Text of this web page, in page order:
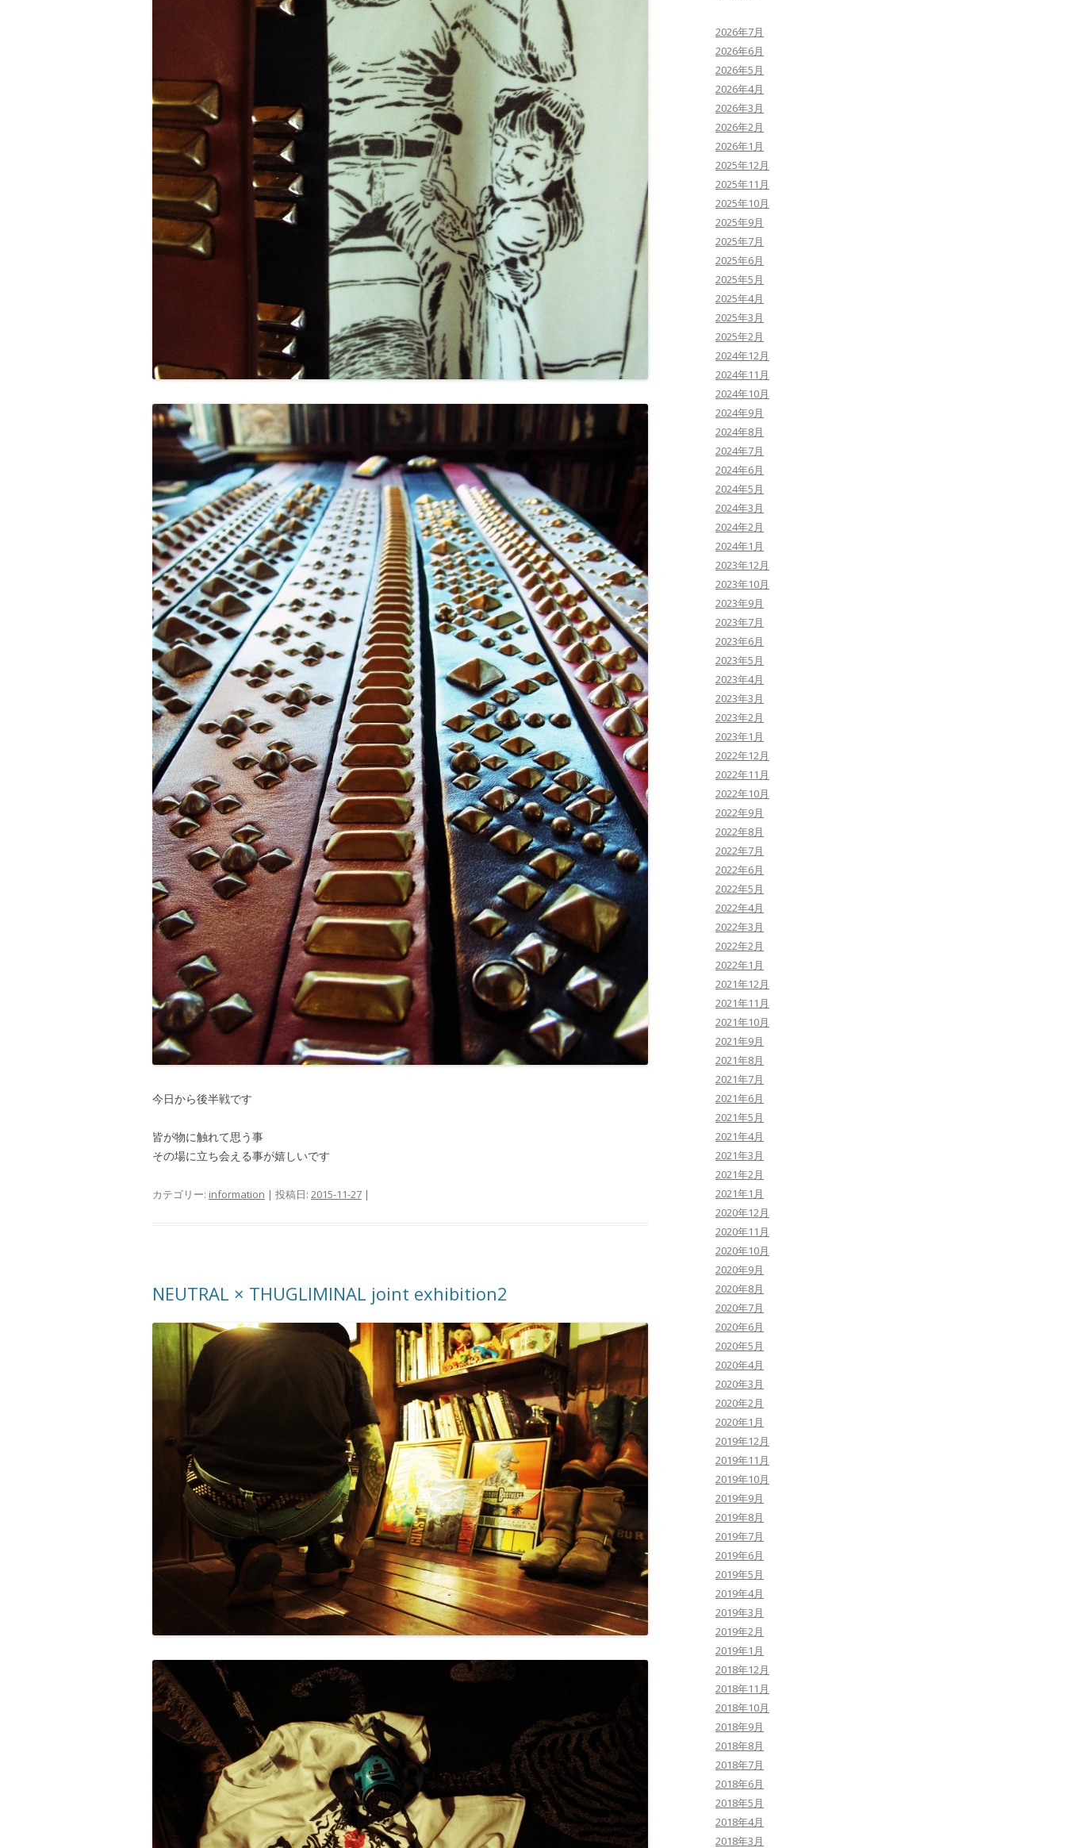
今日から後半戦です
皆が物に触れて思う事
その場に立ち会える事が嬉しいです
カテゴリー: information | 投稿日: 2015-11-27 |
NEUTRAL × THUGLIMINAL joint exhibition2
2026年7月
2026年6月
2026年5月
2026年4月
2026年3月
2026年2月
2026年1月
2025年12月
2025年11月
2025年10月
2025年9月
2025年7月
2025年6月
2025年5月
2025年4月
2025年3月
2025年2月
2024年12月
2024年11月
2024年10月
2024年9月
2024年8月
2024年7月
2024年6月
2024年5月
2024年3月
2024年2月
2024年1月
2023年12月
2023年10月
2023年9月
2023年7月
2023年6月
2023年5月
2023年4月
2023年3月
2023年2月
2023年1月
2022年12月
2022年11月
2022年10月
2022年9月
2022年8月
2022年7月
2022年6月
2022年5月
2022年4月
2022年3月
2022年2月
2022年1月
2021年12月
2021年11月
2021年10月
2021年9月
2021年8月
2021年7月
2021年6月
2021年5月
2021年4月
2021年3月
2021年2月
2021年1月
2020年12月
2020年11月
2020年10月
2020年9月
2020年8月
2020年7月
2020年6月
2020年5月
2020年4月
2020年3月
2020年2月
2020年1月
2019年12月
2019年11月
2019年10月
2019年9月
2019年8月
2019年7月
2019年6月
2019年5月
2019年4月
2019年3月
2019年2月
2019年1月
2018年12月
2018年11月
2018年10月
2018年9月
2018年8月
2018年7月
2018年6月
2018年5月
2018年4月
2018年3月